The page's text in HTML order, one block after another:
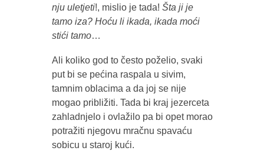
nju uletjeti!, mislio je tada! Šta ji je
tamo iza? Hoću li ikada, ikada moći
stići tamo…
Ali koliko god to često poželio, svaki
put bi se pećina raspala u sivim,
tamnim oblacima a da joj se nije
mogao približiti. Tada bi kraj jezerceta
zahladnjelo i ovlažilo pa bi opet morao
potražiti njegovu mračnu spavaću
sobicu u staroj kući.